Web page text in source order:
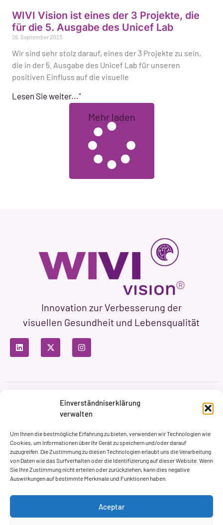
Einverständniserklärung
verwalten
Um Ihnen die bestmögliche Erfahrung zu bieten, verwenden wir Technologien wie
Cookies, um Informationen über Ihr Gerät zu speichern und/oder darauf
zuzugreifen. Die Zustimmung zu diesen Technologien erlaubt uns die Verarbeitung
von Daten wie das Surfverhalten oder die Identifizierung auf dieser Website. Wenn
Sie Ihre Zustimmung nicht erteilen oder zurückziehen, kann dies negative
Auswirkungen auf bestimmte Merkmale und Funktionen haben.
Aceptar
WIVI Vision ist eines der 3 Projekte, die
für die 5. Ausgabe des Unicef Lab
26. September 2023
Wir sind sehr stolz darauf, eines der 3 Projekte zu sein,
die in der 5. Ausgabe des Unicef Lab für unseren
positiven Einfluss auf die visuelle
Lesen Sie weiter..."
Mehr laden
Innovation zur Verbesserung der
visuellen Gesundheit und Lebensqualität
Datenschutzbestimmungen
Nutzungsbedingungen
Cookie-Richtlinie